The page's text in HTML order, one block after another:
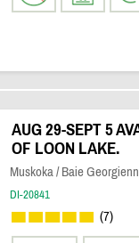
AUG 29-SEPT 5
OF LOON LAKE.
Muskoka / Baie
DI-20841
(7)